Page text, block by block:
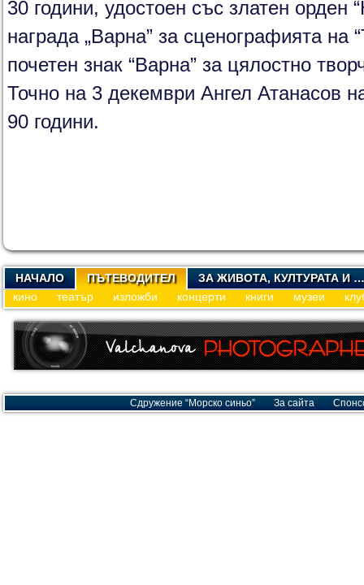
30 години, удостоен със златен орден
награда „Варна” за сценографията на
почетен знак “Варна” за цялостно
Точно на 3 декември Ангел Атанасов
90 години.
НАЧАЛО ПЪТЕВОДИТЕЛ
ЗА ЖИВОТА, КУЛТУРАТА И …
кино
театър изложби концерти книги музеи
Сдружение “Морско синьо” За сайта